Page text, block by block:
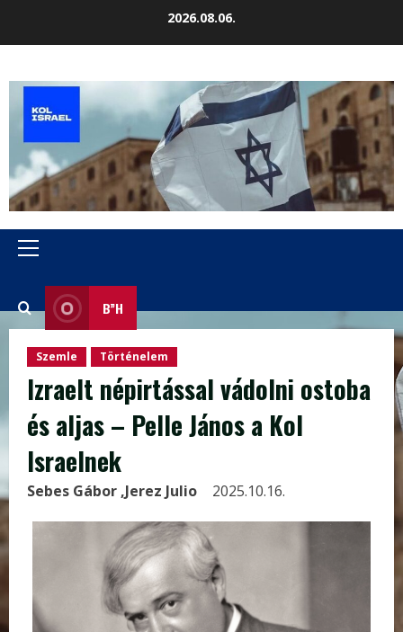
2026.08.06.
Primary
B”H
Szemle Történelem
Izraelt népirtással vádolni ostoba
és aljas – Pelle János a Kol
Israelnek
Sebes Gábor,Jerez Julio 2025.10.16.